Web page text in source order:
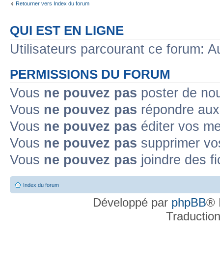
Retourner vers Index du forum
QUI EST EN LIGNE
Utilisateurs parcourant ce forum:
PERMISSIONS DU FORUM
Vous ne pouvez pas poster de
Vous ne pouvez pas répondre
Vous ne pouvez pas éditer vos
Vous ne pouvez pas supprimer
Vous ne pouvez pas joindre des
Index du forum
Développé par phpBB®